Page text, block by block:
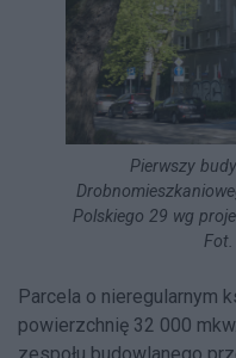
Pierwszy
Polskiego 29 wg
Parcela o nieregularnym
powierzchnię 32 000